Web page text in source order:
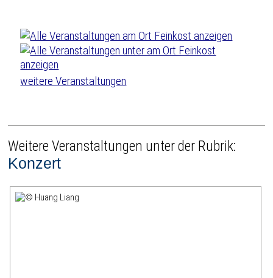
weitere Veranstaltungen
Weitere Veranstaltungen unter der Rubrik:
Konzert